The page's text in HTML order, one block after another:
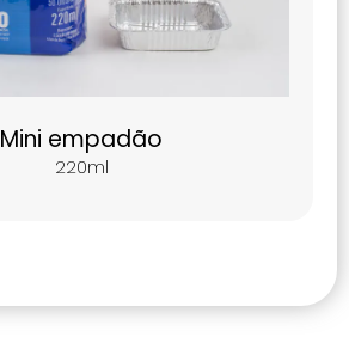
Mini empadão
220ml